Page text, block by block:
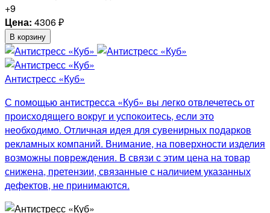
+9
Цена: 4306₽
В корзину
Антистресс «Куб»
С помощью антистресса «Куб» вы легко отвлечетесь от
происходящего вокруг и успокоитесь, если это
необходимо. Отличная идея для сувенирных подарков
рекламных компаний. Внимание, на поверхности изделия
возможны повреждения. В связи с этим цена на товар
снижена, претензии, связанные с наличием указанных
дефектов, не принимаются.